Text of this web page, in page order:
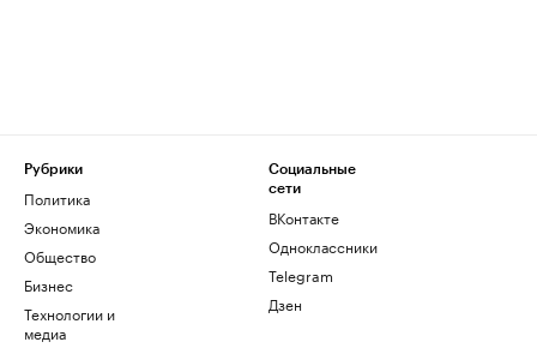
Рубрики
Политика
Экономика
Общество
Бизнес
Технологии и
медиа
Социальные
сети
ВКонтакте
Одноклассники
Telegram
Дзен